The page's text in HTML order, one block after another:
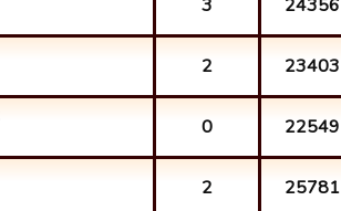
3 24356
2 23403
0 22549
2 25781